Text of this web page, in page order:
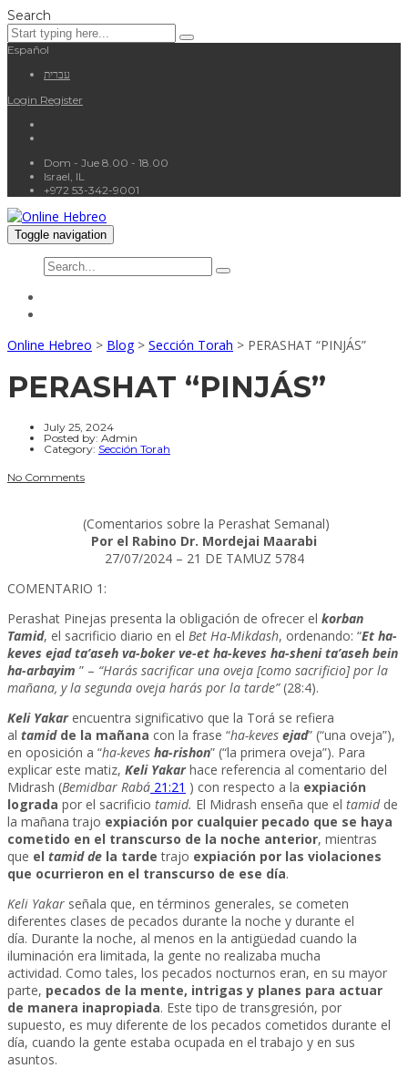
Search
Español
עברית
Login Register
Dom - Jue 8.00 - 18.00
Israel, IL
+972 53-342-9001
Toggle navigation
Online Hebreo > Blog> Sección Torah > PERASHAT “PINJÁS”
PERASHAT “PINJÁS”
July 25, 2024
Posted by: Admin
Category: Sección Torah
No Comments
(Comentarios sobre la Perashat Semanal)
Por el Rabino Dr. Mordejai Maarabi
27/07/2024 – 21 DE TAMUZ 5784
COMENTARIO 1:
Perashat Pinejas presenta la obligación de ofrecer el korban
Tamid, el sacrificio diario en el Bet Ha-Mikdash, ordenando: “Et ha-
keves ejad ta’aseh va-boker ve-et ha-keves ha-sheni ta’aseh bein
ha-arbayim ” – “Harás sacrificar una oveja [como sacrificio] por la
mañana, y la segunda oveja harás por la tarde”(28:4).
Keli Yakarencuentra significativo que la Torá se refiera
al tamidde la mañana con la frase “ha-keves ejad” (“una oveja”),
en oposición a “ha-keves ha-rishon” (“la primera oveja”). Para
explicar este matiz, Keli Yakarhace referencia al comentario del
Midrash (Bemidbar Rabá 21:21 ) con respecto a la expiación
lograda por el sacrificio tamid. El Midrash enseña que el tamidde
la mañana trajo expiación por cualquier pecado que se haya
cometido en el transcurso de la noche anterior, mientras
que el tamid de la tarde trajo expiación por las violaciones
que ocurrieron en el transcurso de ese día.
Keli Yakar señala que, en términos generales, se cometen
diferentes clases de pecados durante la noche y durante el
día. Durante la noche, al menos en la antigüedad cuando la
iluminación era limitada, la gente no realizaba mucha
actividad. Como tales, los pecados nocturnos eran, en su mayor
parte, pecados de la mente, intrigas y planes para actuar
de manera inapropiada. Este tipo de transgresión, por
supuesto, es muy diferente de los pecados cometidos durante el
día, cuando la gente estaba ocupada en el trabajo y en sus
asuntos.